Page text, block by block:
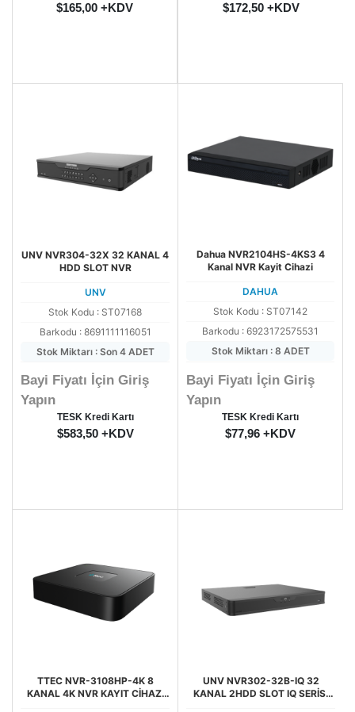
$165,00 +KDV $172,50 +KDV
UNV NVR304-32X 32 KANAL 4
HDD SLOT NVR
UNV
Stok Kodu : ST07168
Barkodu : 8691111116051
Stok Miktarı : Son 4 ADET
Bayi Fiyatı İçin Giriş
Yapın
TESK Kredi Kartı
$583,50 +KDV
Dahua NVR2104HS-4KS3 4
Kanal NVR Kayit Cihazi
DAHUA
Stok Kodu : ST07142
Barkodu : 6923172575531
Stok Miktarı : 8 ADET
Bayi Fiyatı İçin Giriş
Yapın
TESK Kredi Kartı
$77,96 +KDV
TTEC NVR-3108HP-4K 8
KANAL 4K NVR KAYIT CİHAZI
UNV NVR302-32B-IQ 32
KANAL 2HDD SLOT IQ SERİSİ